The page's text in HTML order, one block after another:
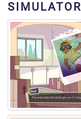
SIMULATOR